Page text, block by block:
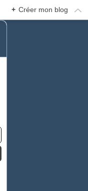
+ Créer mon blog